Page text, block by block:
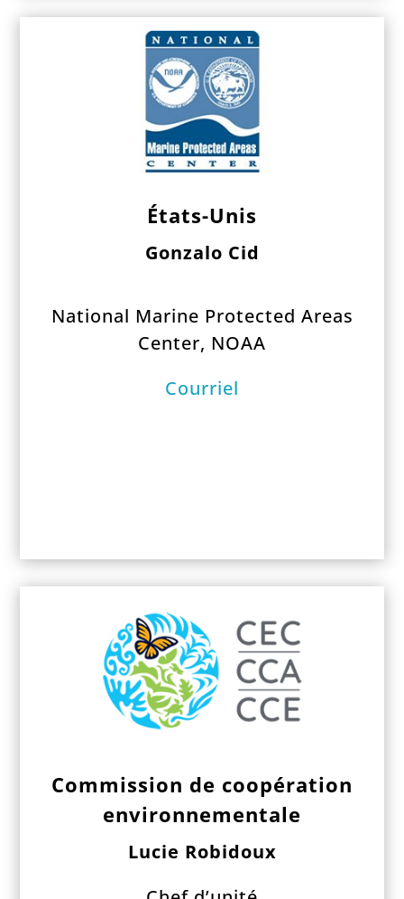
États-Unis
Gonzalo Cid
National Marine Protected Areas
Center, NOAA
Courriel
Commission de coopération
environnementale
Lucie Robidoux